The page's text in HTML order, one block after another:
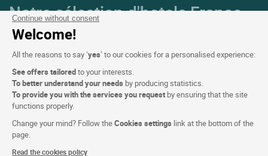
Continue without consent
Welcome!
All the reasons to say ‘yes’ to our cookies for a personalised experience:
See offers tailoredto your interests.
To better understand your needs by producing statistics.
To provide you with the services you request by ensuring that the site
functions properly.
Change your mind? Follow theCookies settings link at the bottom of the
page.
Read the cookies policy
Notre sélection d'hotels France
et en Europe
Top Pays
Top Régions
Top Villes
Top Hotels